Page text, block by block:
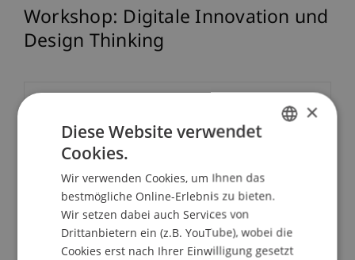
Workshop: Digitale Innovation und
Design Thinking
Dozierende:
Kontakt
×
Diese Website verwendet
Cookies.
Wir verwenden Cookies, um Ihnen das
bestmögliche Online-Erlebnis zu bieten.
Wir setzen dabei auch Services von
Drittanbietern ein (z.B. YouTube), wobei die
Cookies erst nach Ihrer Einwilligung gesetzt